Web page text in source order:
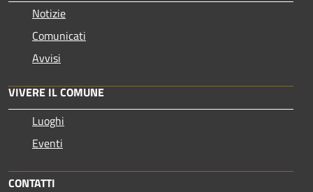
Notizie
Comunicati
Avvisi
VIVERE IL COMUNE
Luoghi
Eventi
CONTATTI